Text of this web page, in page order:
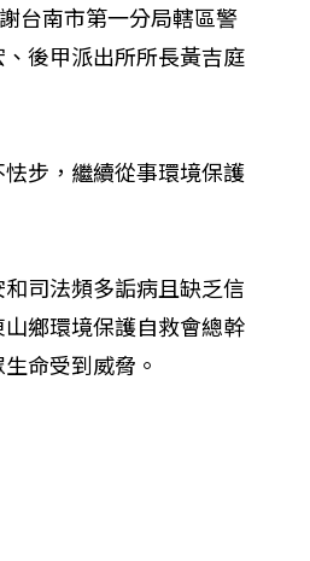
台南市第一分局轄區警
後甲派出所所長黃吉庭
步，繼續從事環境保護
司法頻多詬病且缺乏信
鄉環境保護自救會總幹
命受到威脅。